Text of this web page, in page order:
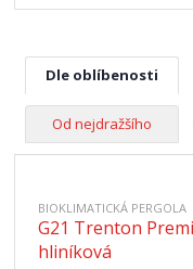
Dle oblíbenosti
Od nejdražšího
BIOKLIMATICKÁ PERGOLA
G21 Trenton
hliníková